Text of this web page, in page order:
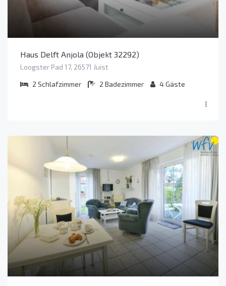
Haus Delft Anjola (Objekt 32292)
Loogster Pad 17, 26571 Juist
2 Schlafzimmer 2 Badezimmer 4Gäste